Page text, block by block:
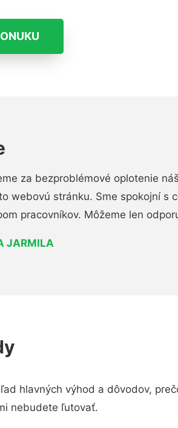
za bezproblémové oplotenie
webovú stránku. Sme spokojní s
pracovníkov. Môžeme len
JARMILA
hlavných výhod a dôvodov,
nebudete ľutovať.